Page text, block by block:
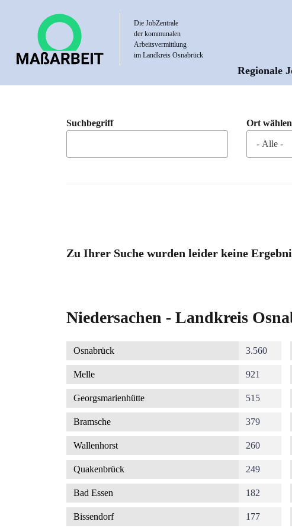
Die JobZentrale
der kommunalen
Arbeitsvermittlung
im Landkreis Osnabrück
Regionale
Suchbegriff Ort wählen
Zu Ihrer Suche wurden leider keine
Niedersachen - Landkreis
Osnabrück 3.560
Melle 921
Georgsmarienhütte 515
Bramsche 379
Wallenhorst 260
Quakenbrück 249
Bad Essen 182
Bissendorf 177